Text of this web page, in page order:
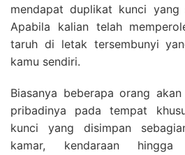
mendapat duplikat kunci yang
Apabila kalian telah
taruh di letak tersembunyi
kamu sendiri.
Biasanya beberapa orang
pribadinya pada tempat
kunci yang disimpan
kamar, kendaraan hingga